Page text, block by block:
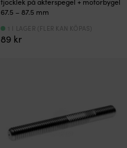
67.5 – 87.5 mm
89 kr
1 I LAGER (FLER KAN KÖPAS)